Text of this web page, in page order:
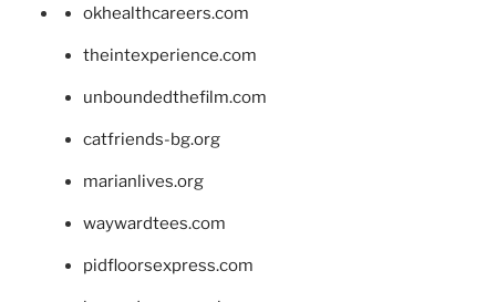
okhealthcareers.com
theintexperience.com
unboundedthefilm.com
catfriends-bg.org
marianlives.org
waywardtees.com
pidfloorsexpress.com